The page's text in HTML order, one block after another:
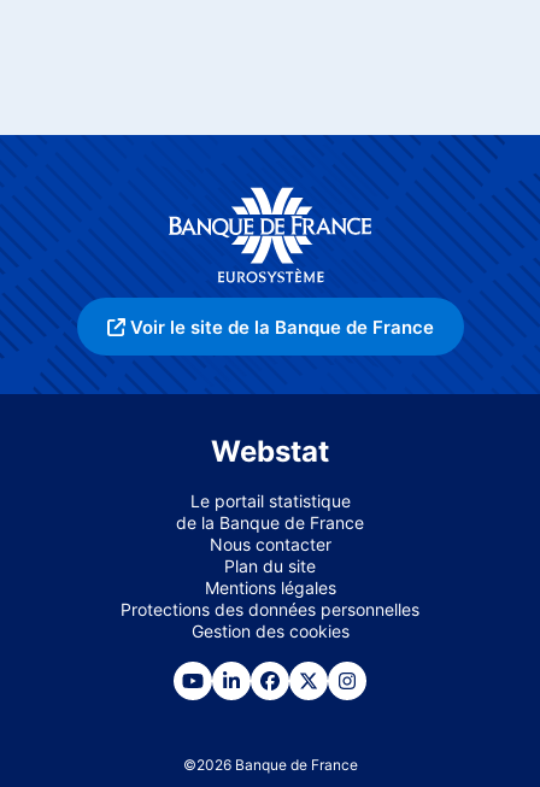
Voir le site de la Banque de France
Webstat
Le portail statistique
de la Banque de France
Nous contacter
Plan du site
Mentions légales
Protections des données personnelles
Gestion des cookies
©2026 Banque de France